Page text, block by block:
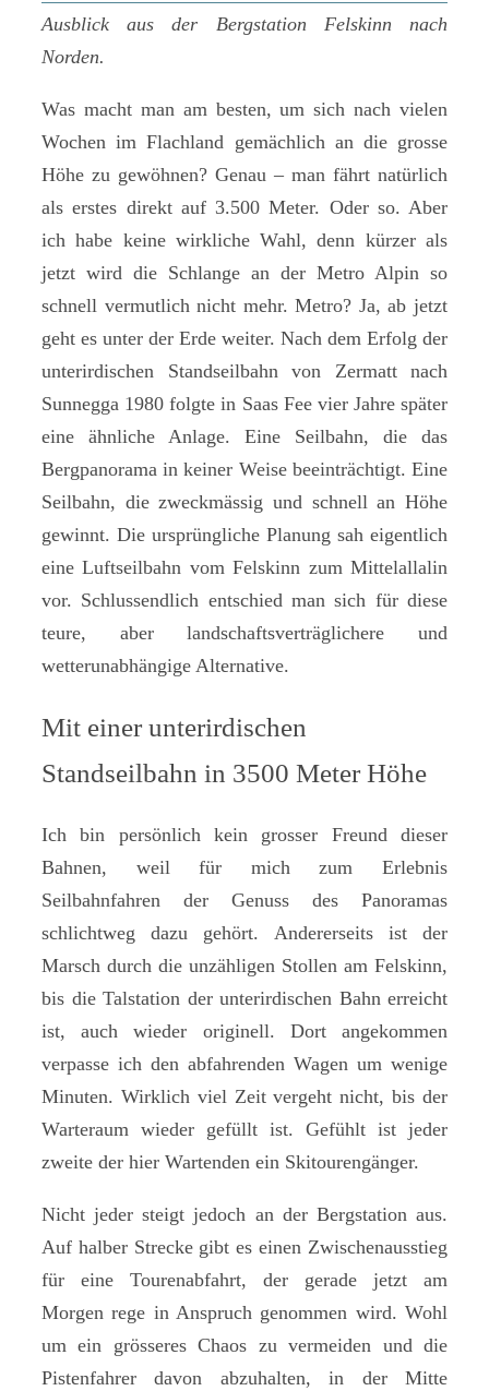
Ausblick aus der Bergstation Felskinn nach
Norden.
Was macht man am besten, um sich nach vielen
Wochen im Flachland gemächlich an die grosse
Höhe zu gewöhnen? Genau – man fährt natürlich
als erstes direkt auf 3.500 Meter. Oder so. Aber
ich habe keine wirkliche Wahl, denn kürzer als
jetzt wird die Schlange an der Metro Alpin so
schnell vermutlich nicht mehr. Metro? Ja, ab jetzt
geht es unter der Erde weiter. Nach dem Erfolg der
unterirdischen Standseilbahn von Zermatt nach
Sunnegga 1980 folgte in Saas Fee vier Jahre später
eine ähnliche Anlage. Eine Seilbahn, die das
Bergpanorama in keiner Weise beeinträchtigt. Eine
Seilbahn, die zweckmässig und schnell an Höhe
gewinnt. Die ursprüngliche Planung sah eigentlich
eine Luftseilbahn vom Felskinn zum Mittelallalin
vor. Schlussendlich entschied man sich für diese
teure, aber landschaftsverträglichere und
wetterunabhängige Alternative.
Mit einer unterirdischen
Standseilbahn in 3500 Meter Höhe
Ich bin persönlich kein grosser Freund dieser
Bahnen, weil für mich zum Erlebnis
Seilbahnfahren der Genuss des Panoramas
schlichtweg dazu gehört. Andererseits ist der
Marsch durch die unzähligen Stollen am Felskinn,
bis die Talstation der unterirdischen Bahn erreicht
ist, auch wieder originell. Dort angekommen
verpasse ich den abfahrenden Wagen um wenige
Minuten. Wirklich viel Zeit vergeht nicht, bis der
Warteraum wieder gefüllt ist. Gefühlt ist jeder
zweite der hier Wartenden ein Skitourengänger.
Nicht jeder steigt jedoch an der Bergstation aus.
Auf halber Strecke gibt es einen Zwischenausstieg
für eine Tourenabfahrt, der gerade jetzt am
Morgen rege in Anspruch genommen wird. Wohl
um ein grösseres Chaos zu vermeiden und die
Pistenfahrer davon abzuhalten, in der Mitte